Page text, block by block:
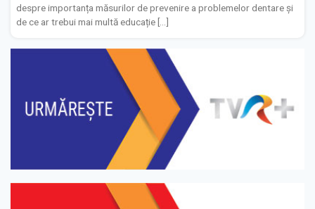
despre importanța măsurilor de prevenire a problemelor dentare și
de ce ar trebui mai multă educație […]